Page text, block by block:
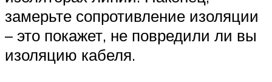
замерьте сопротивление изоляции
– это покажет, не повредили ли вы
изоляцию кабеля.